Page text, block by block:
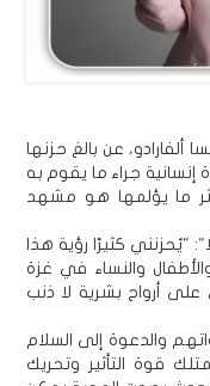
ألفارادو، عن بالغ حزنها
إنسانية جراء ما يقوم به
ما يؤلمها هو مشهد
"يُحزنني كثيرًا رؤية هذا
والنساء في غزة
أرواح بشرية لا ذنب
والدعوة إلى السلام
قوة التأثير وتحريك